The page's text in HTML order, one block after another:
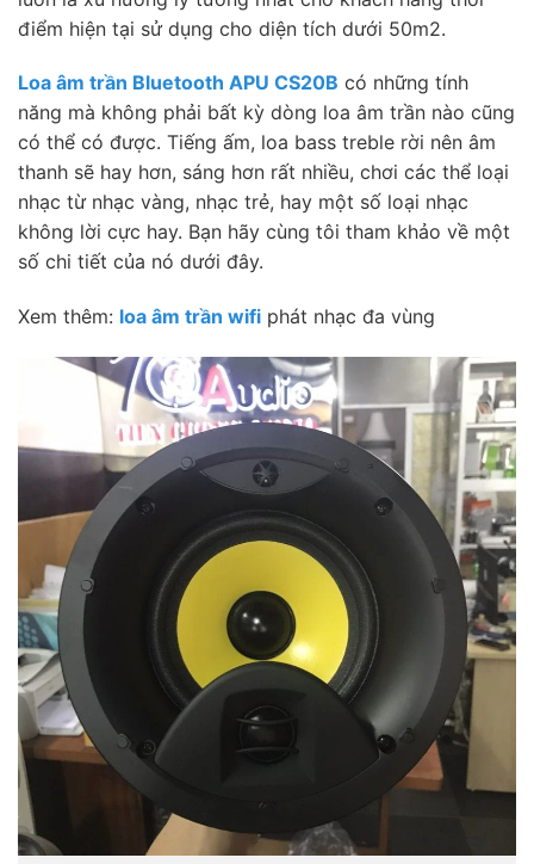
điểm hiện tại sử dụng cho diện tích dưới 50m2.
Loa âm trần Bluetooth APU CS20B có những tính
năng mà không phải bất kỳ dòng loa âm trần nào cũng
có thể có được. Tiếng ấm, loa bass treble rời nên âm
thanh sẽ hay hơn, sáng hơn rất nhiều, chơi các thể loại
nhạc từ nhạc vàng, nhạc trẻ, hay một số loại nhạc
không lời cực hay. Bạn hãy cùng tôi tham khảo về một
số chi tiết của nó dưới đây.
Xem thêm: loa âm trần wifi phát nhạc đa vùng